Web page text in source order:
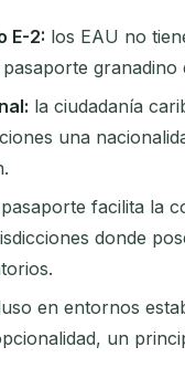
E-2: los EAU no
granadino
la ciudadanía
una
facilita la
donde
en entornos
un